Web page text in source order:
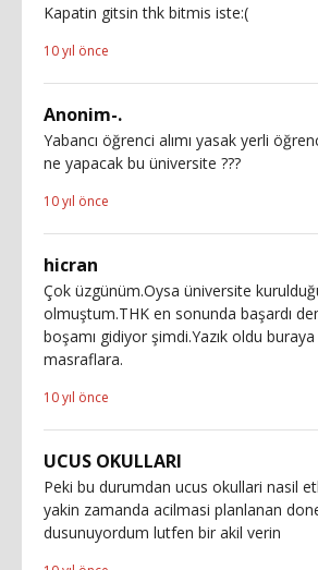
Kapatin gitsin thk bitmis iste:(
10 yıl önce
Anonim-.
Yabancı öğrenci alımı yasak yerli
ne yapacak bu üniversite ???
10 yıl önce
hicran
Çok üzgünüm.Oysa üniversite
olmuştum.THK en sonunda başardı
boşamı gidiyor şimdi.Yazık oldu buraya
masraflara.
10 yıl önce
UCUS OKULLARI
Peki bu durumdan ucus okullari nasil
yakin zamanda acilmasi planlanan
dusunuyordum lutfen bir akil verin